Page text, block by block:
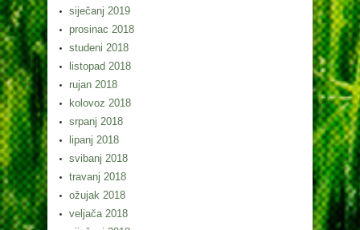
siječanj 2019
prosinac 2018
studeni 2018
listopad 2018
rujan 2018
kolovoz 2018
srpanj 2018
lipanj 2018
svibanj 2018
travanj 2018
ožujak 2018
veljača 2018